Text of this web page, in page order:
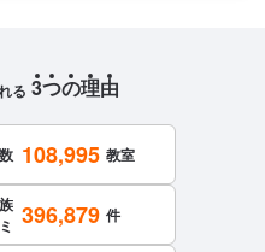
る 3つの理由
108,995 教室
396,879 件